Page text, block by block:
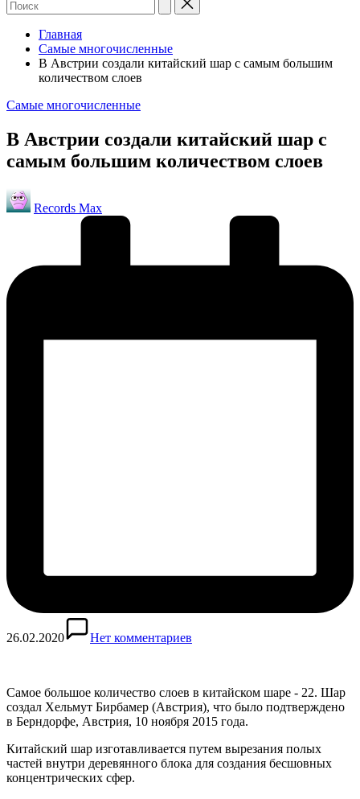
Главная
Самые многочисленные
В Австрии создали китайский шар с самым большим
количеством слоев
Опубликовано
Самые многочисленные
В Австрии создали китайский шар с
самым большим количеством слоев
Запись
от
Records Max
26.02.2020 Нет комментариев
Самое большое количество слоев в китайском шаре - 22. Шар
создал Хельмут Бирбамер (Австрия), что было подтверждено
в Берндорфе, Австрия, 10 ноября 2015 года.
Китайский шар изготавливается путем вырезания полых
частей внутри деревянного блока для создания бесшовных
концентрических сфер.